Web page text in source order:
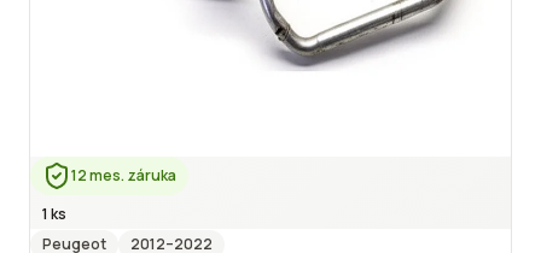
12 mes. záruka
1 ks
Peugeot
2012–2022